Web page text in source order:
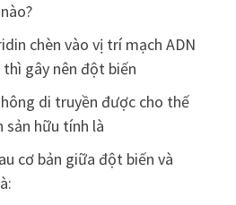
chèn vào vị trí mạch ADN
gây nên đột biến
di truyền được cho thế
sản hữu tính là
cơ bản giữa đột biến và